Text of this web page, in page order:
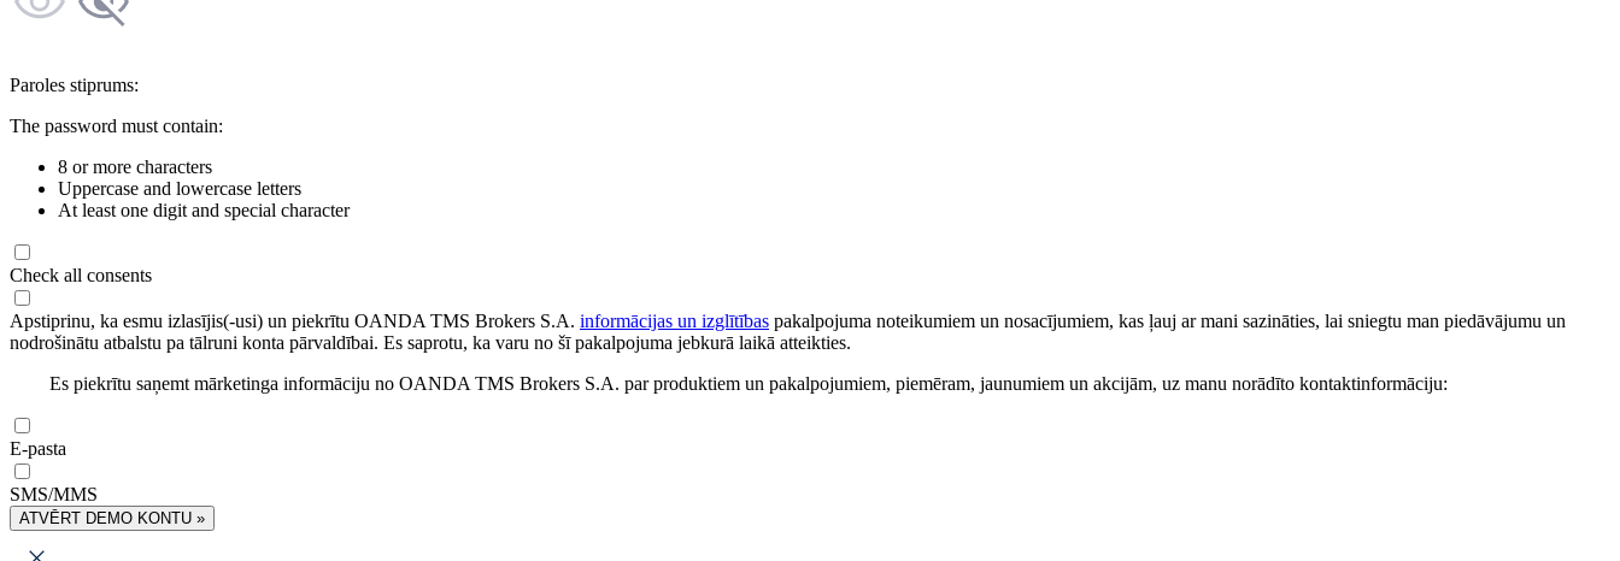
Paroles stiprums:
The password must contain:
8 or more characters
Uppercase and lowercase letters
At least one digit and special character
Check all consents
Apstiprinu, ka esmu izlasījis(-usi) un piekrītu OANDA TMS Brokers S.A. informācijas un izglītības pakalpojuma noteikumiem un nosacījumiem, kas ļauj ar mani sazināties, lai sniegtu man piedāvājumu un
nodrošinātu atbalstu pa tālruni konta pārvaldībai. Es saprotu, ka varu no šī pakalpojuma jebkurā laikā atteikties.
Es piekrītu saņemt mārketinga informāciju no OANDA TMS Brokers S.A. par produktiem un pakalpojumiem, piemēram, jaunumiem un akcijām, uz manu norādīto kontaktinformāciju:
E-pasta
SMS/MMS
ATVĒRT DEMO KONTU »